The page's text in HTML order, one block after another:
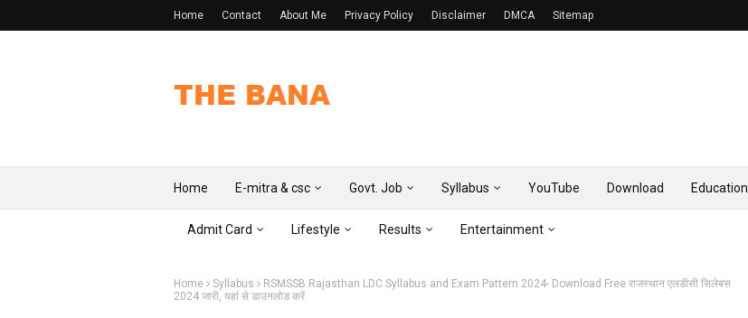
Home Contact About Me Privacy Policy Disclaimer DMCA Sitemap
Home E-mitra & csc Govt. Job Syllabus YouTube Download Education
Admit Card Lifestyle Results Entertainment
Home Syllabus
RSMSSB Rajasthan LDC Syllabus and Exam Pattern 2024- Download Free राजस्थान एलडीसी सिलेबस
2024 जारी, यहां से डाउनलोड करें